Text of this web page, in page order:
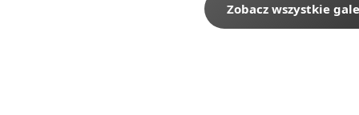
Zobacz wszystkie